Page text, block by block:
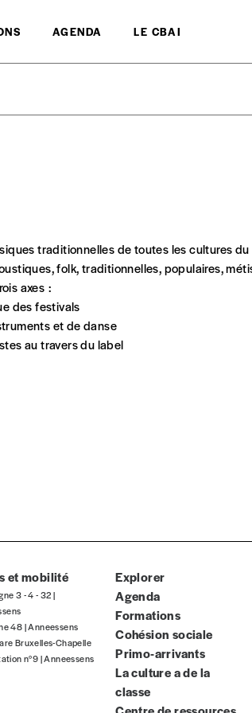
AGENDA LE CBAI
est proposé àPRIX LIBRE.
bien ou d’un service, qui peut être une
attachement aux valeurs de solidarité,
indicatif. De cette manière, vous soutenez
Par numéro
traditionnelles de toutes les cultures
folk, traditionnelles, populaires,
axes :
des festivals
et de danse
au travers du label
et mobilité
3 - 4 - 32 |
48 | Anneessens
Bruxelles-Chapelle
n°9 | Anneessens
Explorer
Agenda
Formations
Cohésion sociale
Primo-arrivants
La culture a de la
classe